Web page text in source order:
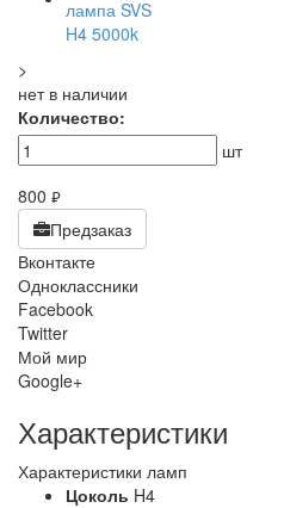
>
нет в наличии
Количество:
шт
800 руб.
Предзаказ
Вконтакте
Одноклассники
Facebook
Twitter
Мой мир
Google+
Характеристики
Характеристики ламп
Цоколь H4